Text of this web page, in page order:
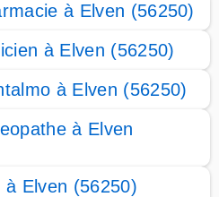
à Elven (56250)
à Elven (56250)
à Elven (56250)
à Elven
Elven (56250)